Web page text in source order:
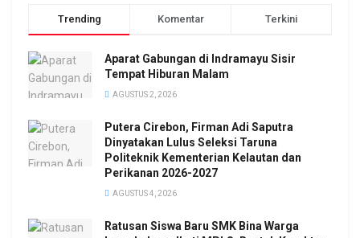
Trending Komentar Terkini
Aparat Gabungan di Indramayu Sisir
Tempat Hiburan Malam
AGUSTUS 2, 2026
Putera Cirebon, Firman Adi Saputra
Dinyatakan Lulus Seleksi Taruna
Politeknik Kementerian Kelautan dan
Perikanan 2026-2027
AGUSTUS 4, 2026
Ratusan Siswa Baru SMK Bina Warga